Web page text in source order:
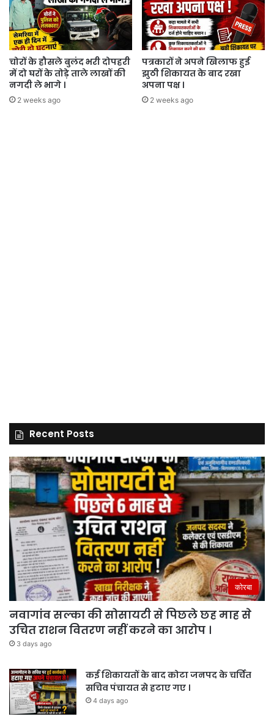
चोरों के हौसले बुलंद भरी दोपहरी
में दो घरों के तोड़े ताले लाखों की
नगदी ले भागे ।
2 weeks ago
पत्रकारों ने अपने खिलाफ हुई
झुठी शिकायत के बाद रखा
अपना पक्ष ।
2 weeks ago
Recent Posts
कोरबा
नवागांव सल्का की सोसायटी से पिछले छह माह से
उचित राशन वितरण नहीं करने का आरोप ।
3 days ago
कई शिकायतों के बाद कोटा जनपद के चर्चित
सचिव पंचायत से हटाए गए ।
4 days ago